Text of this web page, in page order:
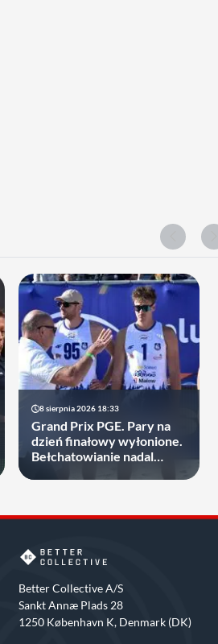
8 sierpnia 2026 18:33
Grand Prix PGE. Pary na
dzień finałowy wyłonione.
Bełchatowianie nadal
Better Collective A/S
Sankt Annæ Plads 28
1250 København K, Denmark (DK)